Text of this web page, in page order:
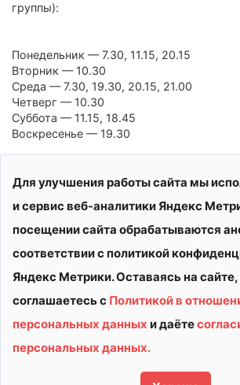
группы):
Понедельник — 7.30, 11.15, 20.15
Вторник — 10.30
Среда — 7.30, 19.30, 20.15, 21.00
Четверг — 10.30
Суббота — 11.15, 18.45
Воскресенье — 19.30
Прайс-листы размещены на сайте в
© 2026 АУ ДО ВО «СШОР «ВИТЯЗЬ»
Политика конфиденциальности
Для улучшения работы сайта мы
и сервис веб-аналитики Яндекс
посещении сайта обрабатываются
соответствии с политикой
Яндекс Метрики. Оставаясь на
соглашаетесь с Политикой в
персональных данных и даёте
персональных данных.